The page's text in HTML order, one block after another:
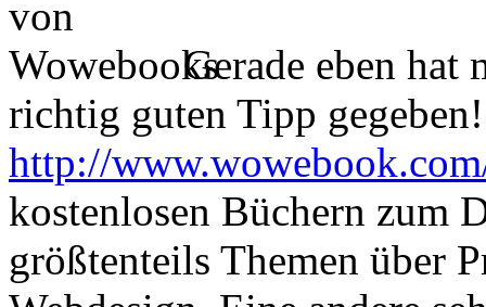
Gerade eben
richtig guten Tipp
http://
kostenlosen Büchern zum
größtenteils Themen über